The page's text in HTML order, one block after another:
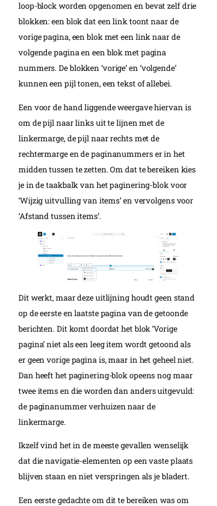
loop-block worden opgenomen en bevat zelf drie
blokken: een blok dat een link toont naar de
vorige pagina, een blok met een link naar de
volgende pagina en een blok met pagina
nummers. De blokken ‘vorige’ en ‘volgende’
kunnen een pijl tonen, een tekst of allebei.
Een voor de hand liggende weergave hiervan is
om de pijl naar links uit te lijnen met de
linkermarge, de pijl naar rechts met de
rechtermarge en de paginanummers er in het
midden tussen te zetten. Om dat te bereiken kies
je in de taakbalk van het paginering-blok voor
‘Wijzig uitvulling van items’ en vervolgens voor
‘Afstand tussen items’.
Dit werkt, maar deze uitlijning houdt geen stand
op de eerste en laatste pagina van de getoonde
berichten. Dit komt doordat het blok ‘Vorige
pagina’ niet als een leeg item wordt getoond als
er geen vorige pagina is, maar in het geheel niet.
Dan heeft het paginering-blok opeens nog maar
twee items en die worden dan anders uitgevuld:
de paginanummer verhuizen naar de
linkermarge.
Ikzelf vind het in de meeste gevallen wenselijk
dat die navigatie-elementen op een vaste plaats
blijven staan en niet verspringen als je bladert.
Een eerste gedachte om dit te bereiken was om